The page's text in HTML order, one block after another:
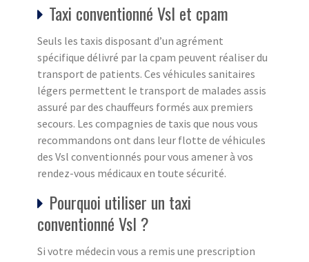
Taxi conventionné Vsl et cpam
Seuls les taxis disposant d’un agrément
spécifique délivré par la cpam peuvent réaliser du
transport de patients. Ces véhicules sanitaires
légers permettent le transport de malades assis
assuré par des chauffeurs formés aux premiers
secours. Les compagnies de taxis que nous vous
recommandons ont dans leur flotte de véhicules
des Vsl conventionnés pour vous amener à vos
rendez-vous médicaux en toute sécurité.
Pourquoi utiliser un taxi
conventionné Vsl ?
Si votre médecin vous a remis une prescription